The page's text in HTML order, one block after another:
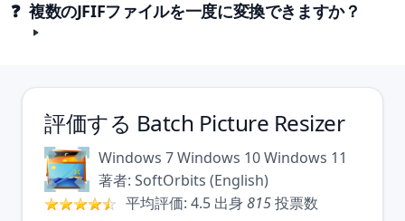
❓ 複数のJFIFファイルを一度に変換できますか？
評価する Batch Picture Resizer
Windows 7Windows 10Windows 11
著者: SoftOrbits (English)
平均評価: 4.5 出身 815投票数